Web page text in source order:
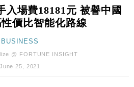
度入市撐日圓 4月單日斥6.28萬億
伊戰事快結束 承認部分彈藥庫存緊
救後再出手 斥4億美元押注未上市公
入場費18181元 被譽中國
價比智能化路線
BUSINESS
@ FORTUNE INSIGHT
June 25, 2021